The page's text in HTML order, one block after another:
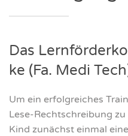
Das
ke (Fa. Medi
Um ein erfolg­rei­ches
Lese-Recht­schrei­bung
Kind zunächst ein­mal